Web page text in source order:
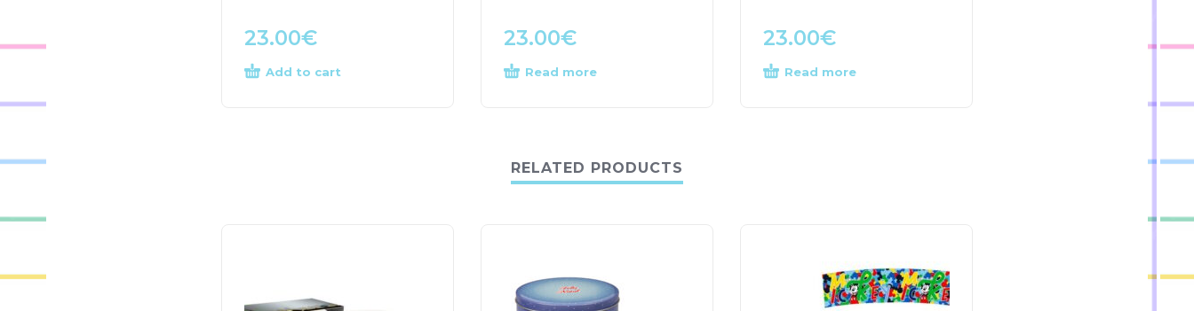
23.00€
Add to cart
23.00€
Read more
23.00€
Read more
RELATED PRODUCTS